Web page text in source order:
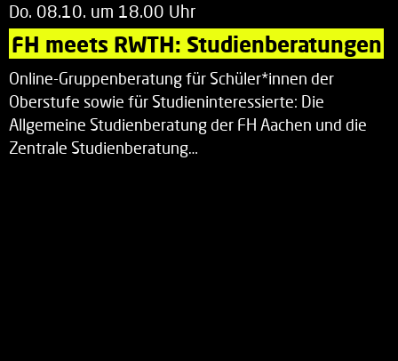
Do. 08.10. um 18.00 Uhr
FH meets RWTH: Studienberatungen
Online-Gruppenberatung für Schüler*innen der
Oberstufe sowie für Studieninteressierte: Die
Allgemeine Studienberatung der FH Aachen und die
Zentrale Studienberatung…